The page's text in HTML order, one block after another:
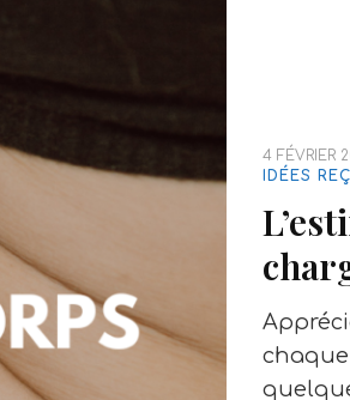
4 FÉVRIER
IDÉES